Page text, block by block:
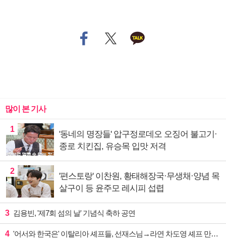
많이 본 기사
1
'동네의 명장들' 압구정로데오 오징어 불고기·
종로 치킨집, 유승목 입맛 저격
2
'편스토랑' 이찬원, 황태해장국·무생채·양념 목
살구이 등 윤주모 레시피 섭렵
3 김용빈, '제7회 섬의 날' 기념식 축하 공연
4 '어서와 한국은' 이탈리아 셰프들, 선재스님→라연 차도영 셰프 만난다